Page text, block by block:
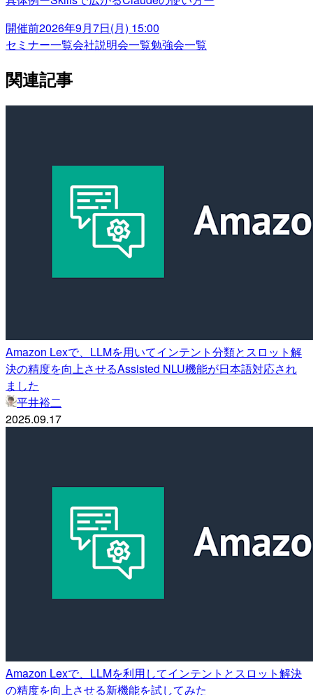
開催前2026年9月7日(月) 15:00
セミナー一覧会社説明会一覧勉強会一覧
関連記事
Amazon Lexで、LLMを用いてインテント分類とスロット解
決の精度を向上させるAssisted NLU機能が日本語対応され
ました
平井裕二
2025.09.17
Amazon Lexで、LLMを利用してインテントとスロット解決
の精度を向上させる新機能を試してみた